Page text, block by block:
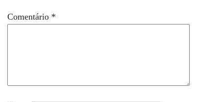
Comentário *